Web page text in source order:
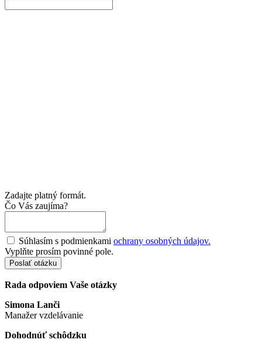
Zadajte platný formát.
Čo Vás zaujíma?
Súhlasím s podmienkami ochrany osobných údajov.
Vyplňte prosím povinné pole.
Poslať otázku
Rada odpoviem Vaše otázky
Simona Lanči
Manažer vzdelávanie
Dohodnúť schôdzku